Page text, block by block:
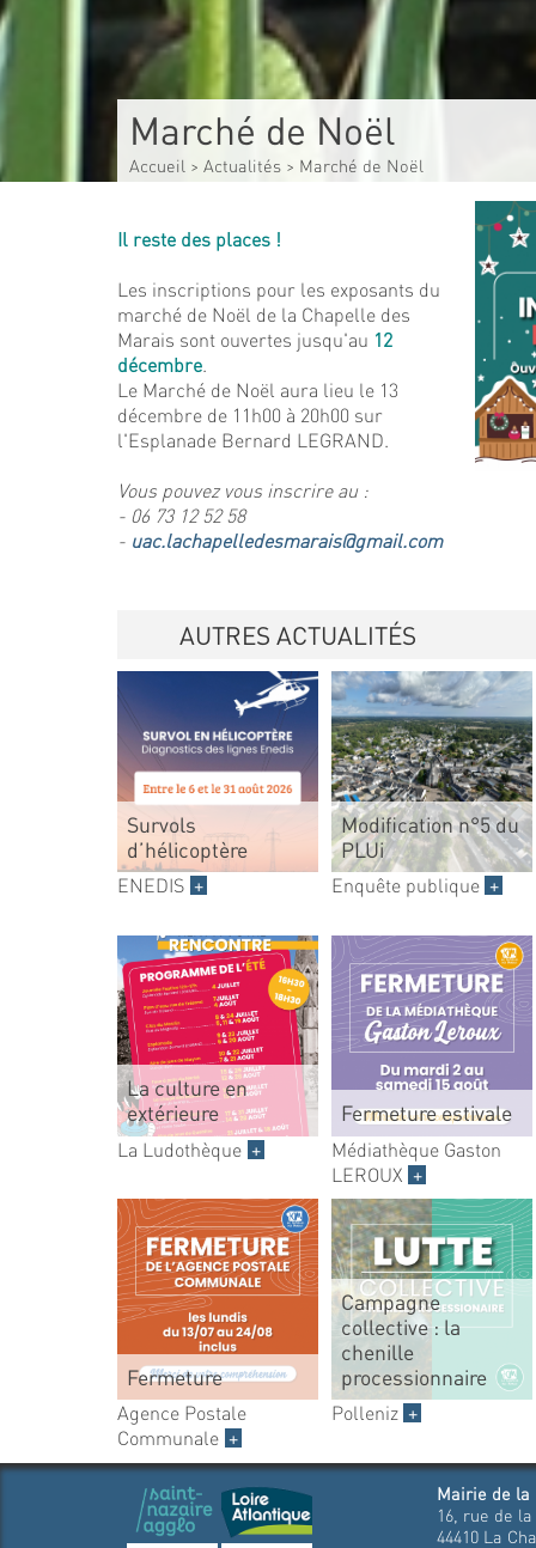
Marché de Noël
Accueil > Actualités> Marché de Noël
Il reste des places !
Les inscriptions pour les exposants du
marché de Noël de la Chapelle des
Marais sont ouvertes jusqu'au 12
décembre.
Le Marché de Noël aura lieu le 13
décembre de 11h00 à 20h00 sur
l'Esplanade Bernard LEGRAND.
Vous pouvez vous inscrire au :
- 06 73 12 52 58
- uac.lachapelledesmarais@gmail.com
AUTRES ACTUALITÉS
Survols
d’hélicoptère
ENEDIS +
Modification n°5 du
PLUi
Enquête publique +
La culture en
extérieure
La Ludothèque +
Fermeture estivale
Médiathèque Gaston
LEROUX +
Fermeture
Agence Postale
Communale +
Campagne
collective : la
chenille
processionnaire
Polleniz +
Mairie de la
16, rue de
44410 La